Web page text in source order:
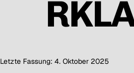
Letzte Fassung: 4. Oktober 2025